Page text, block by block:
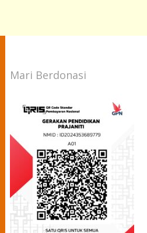
Mari Berdonasi